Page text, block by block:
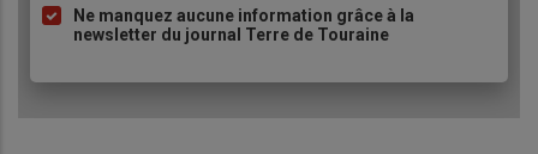
Ne manquez aucune information grâce à la
newsletter du journal Terre de Touraine